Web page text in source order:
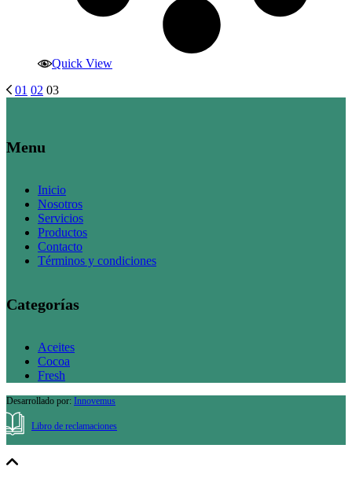
Quick View
01 02 03
Menu
Inicio
Nosotros
Servicios
Productos
Contacto
Términos y condiciones
Categorías
Aceites
Cocoa
Fresh
Desarrollado por: Innovemus
Libro de reclamaciones